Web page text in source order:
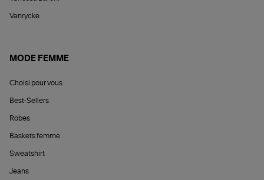
Vanrycke
MODE FEMME
Choisi pour vous
Best-Sellers
Robes
Baskets femme
Sweatshirt
Jeans